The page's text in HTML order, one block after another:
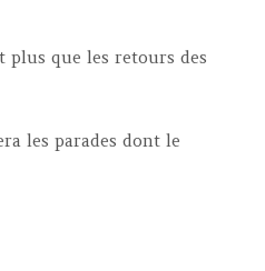
plus que les retours des
les parades dont le